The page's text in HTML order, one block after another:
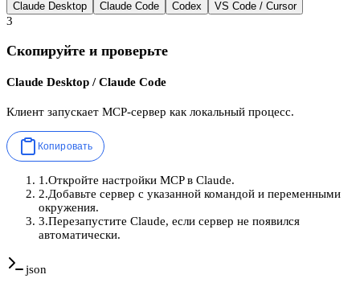
Claude Desktop Claude Code Codex VS Code / Cursor
3
Скопируйте и проверьте
Claude Desktop / Claude Code
Клиент запускает MCP-сервер как локальный процесс.
Копировать
1 .Откройте настройки MCP в Claude.
2.Добавьте сервер с указанной командой и переменными
окружения.
3.Перезапустите Claude, если сервер не появился
автоматически.
json